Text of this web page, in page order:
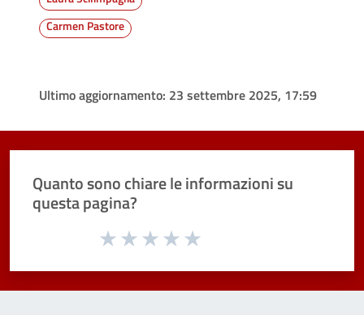
Carmen Pastore
Ultimo aggiornamento: 23 settembre 2025, 17:59
Quanto sono chiare le informazioni su
questa pagina?
Valuta da 1 a 5 stelle la pagina